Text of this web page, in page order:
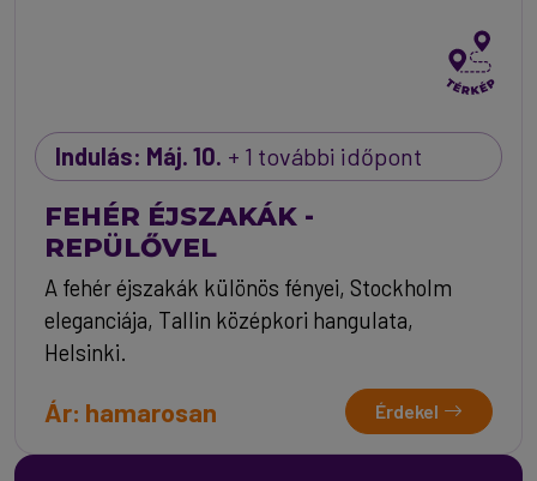
Indulás: Máj. 10. + 1 további időpont
FEHÉR ÉJSZAKÁK -
REPÜLŐVEL
A fehér éjszakák különös fényei, Stockholm
eleganciája, Tallin középkori hangulata,
Helsinki.
Ár: hamarosan Érdekel